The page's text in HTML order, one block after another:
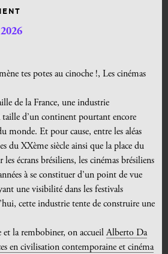
tes potes au cinoche !, Les cinémas
de la France, une industrie
d’un continent pourtant encore
monde. Et pour cause, entre les aléas
du XXème siècle ainsi que la place du
écrans brésiliens, les cinémas brésiliens
à se constituer d’un point de vue
une visibilité dans les festivals
cette industrie tente de construire une
et la rembobiner, on accueilAlberto Da
en civilisation contemporaine et cinéma